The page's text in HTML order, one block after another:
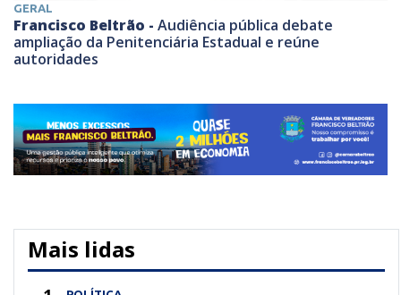
GERAL
Francisco Beltrão - Audiência pública debate
ampliação da Penitenciária Estadual e reúne
autoridades
Mais lidas